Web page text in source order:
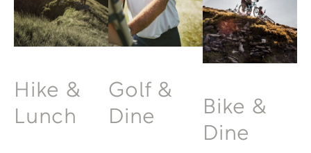
Hike &
Lunch
Golf &
Dine
Bike &
Dine